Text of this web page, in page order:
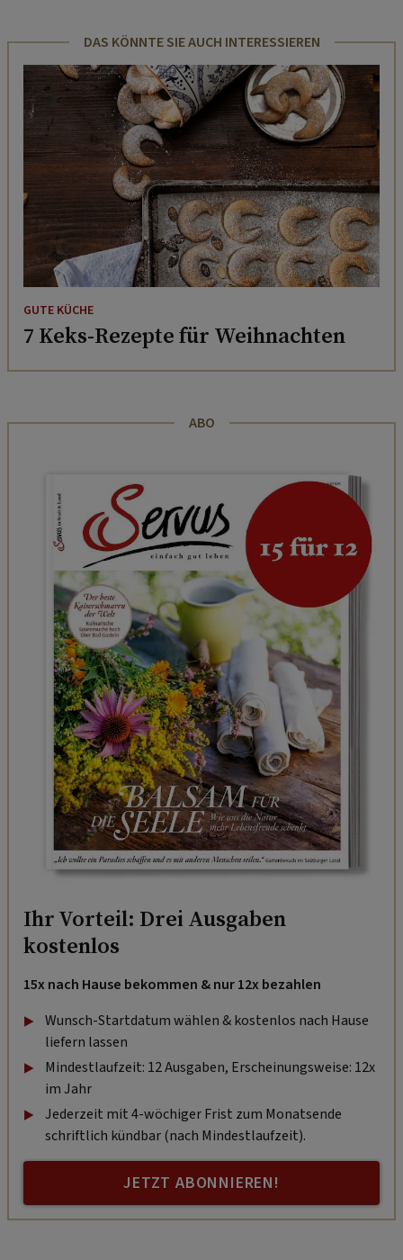
DAS KÖNNTE SIE AUCH INTERESSIEREN
GUTE KÜCHE
7 Keks-Rezepte für Weihnachten
ABO
Ihr Vorteil: Drei Ausgaben
kostenlos
15x nach Hause bekommen & nur 12x bezahlen
Wunsch-Startdatum wählen & kostenlos nach Hause
liefern lassen
Mindestlaufzeit: 12 Ausgaben, Erscheinungsweise: 12x
im Jahr
Jederzeit mit 4-wöchiger Frist zum Monatsende
schriftlich kündbar (nach Mindestlaufzeit).
JETZT ABONNIEREN!